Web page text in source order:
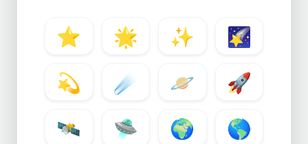
⭐ 🌟 ✨
🌠
💫
☄️ 🪐
🚀
🛰️
🛸 🌍
🌎